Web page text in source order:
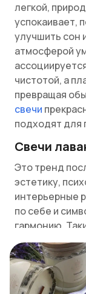
легкой,
успокаивает,
улучшить сон
атмосферой
чистотой, а
превращая
свечи
подходят для
Свечи
Это тренд
эстетику,
интерьерные
по себе и
гармонию.
создания
доме,
зонах отдыха.
В продаже